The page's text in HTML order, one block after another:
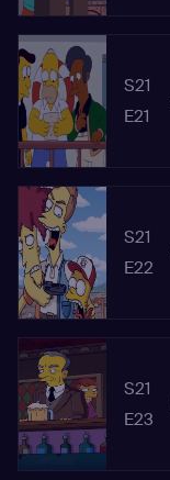
S21
E21
S21
E22
S21
E23